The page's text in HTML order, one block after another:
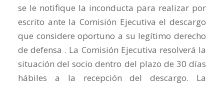
se le notifique la inconducta para realizar por
escrito ante la Comisión Ejecutiva el descargo
que considere oportuno a su legítimo derecho
de defensa . La Comisión Ejecutiva resolverá la
situación del socio dentro del plazo de 30 días
hábiles a la recepción del descargo. La